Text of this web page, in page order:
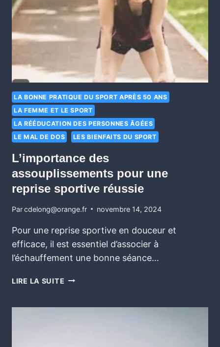
LA BONNE PRATIQUE DU SPORT APRÈS 50 ANS
LA FEMME ET LE SPORT
LA RÉÉDUCATION DES PERSONNES ÂGÉES
LE MAL DE DOS
LES BIENFAITS DU SPORT
L’importance des
assouplissements pour une
reprise sportive réussie
Parcdelong@orange.fr novembre 14, 2024
Pour une reprise sportive en douceur et
efficace, il est essentiel d’associer à
l’échauffement une bonne séance…
LIRE LA SUITE